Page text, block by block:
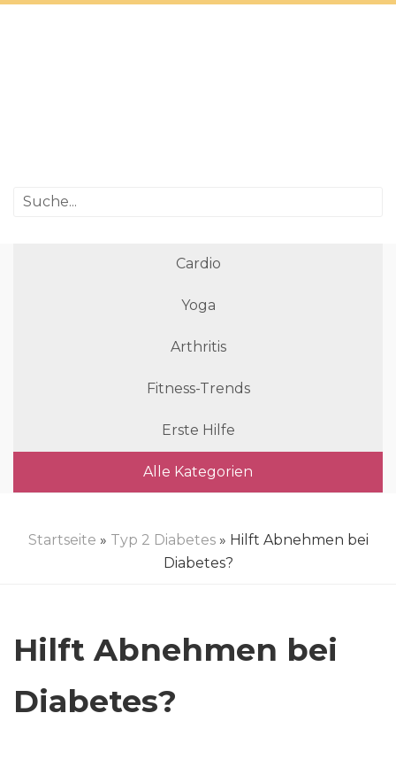
Cardio
Yoga
Arthritis
Fitness-Trends
Erste Hilfe
Alle Kategorien
Startseite » Typ 2 Diabetes» Hilft Abnehmen bei
Diabetes?
Hilft Abnehmen bei
Diabetes?